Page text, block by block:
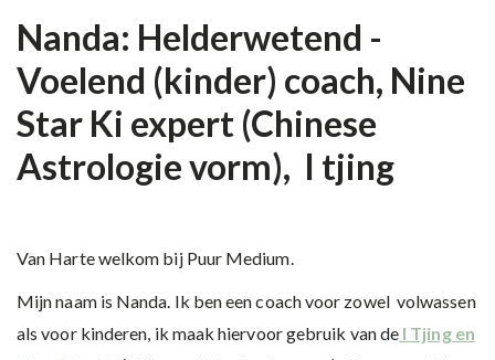
Nanda: Helderwetend -
Voelend (kinder) coach, Nine
Star Ki expert (Chinese
Astrologie vorm), I tjing
Van Harte welkom bij Puur Medium.
Mijn naam is Nanda. Ik ben een coach voor zowel volwassen
als voor kinderen, ik maak hiervoor gebruik van de I Tjing en